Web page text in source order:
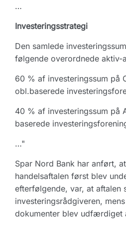
…
Investeringsstrategi
Den samlede
følgende overordnede aktiv-
60 % af investeringssum på
obl.baserede
40 % af investeringssum på
baserede
…"
Spar Nord Bank har anført,
handelsaftalen først blev
efterfølgende, var, at
investeringsrådgiveren,
dokumenter blev udfærdiget